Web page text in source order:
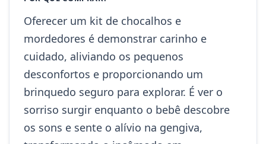
Oferecer um kit de chocalhos e
mordedores é demonstrar carinho e
cuidado, aliviando os pequenos
desconfortos e proporcionando um
brinquedo seguro para explorar. É ver o
sorriso surgir enquanto o bebê descobre
os sons e sente o alívio na gengiva,